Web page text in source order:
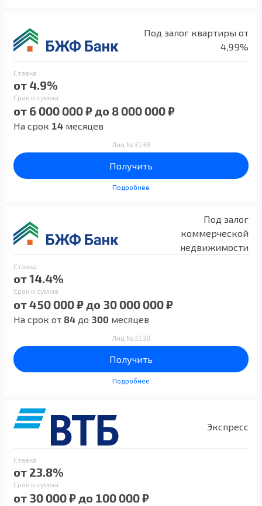
Под залог квартиры от
4,99%
Ставка
от 4.9%
Срок и сумма
от 6 000 000 ₽ до 8 000 000 ₽
На срок 14 месяцев
Лиц №3138
Получить
Подробнее
Под залог
коммерческой
недвижимости
Ставка
от 14.4%
Срок и сумма
от 450 000 ₽ до 30 000 000 ₽
На срок от 84 до 300 месяцев
Лиц №3138
Получить
Подробнее
Экспресс
Ставка
от 23.8%
Срок и сумма
от 30 000 ₽ до 100 000 ₽